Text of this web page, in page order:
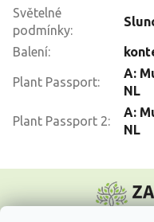
Světelné
podmínky:
Balení:
Plant Passport:
A:
NL
Plant Passport 2:
A:
NL
p